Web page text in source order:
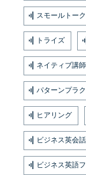
スモールトーク
トライズ
ネイティブ講師
パターンプラ
ヒアリング
ビジネス英会
ビジネス英語